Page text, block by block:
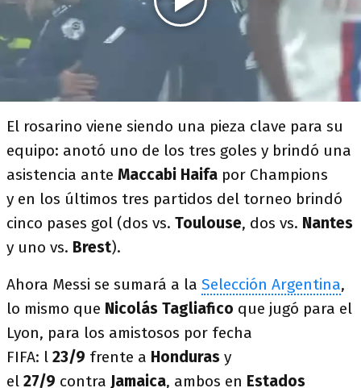
El rosarino viene siendo una pieza clave para su
equipo: anotó uno de los tres goles y brindó una
asistencia ante Maccabi Haifa por Champions
y en los últimos tres partidos del torneo brindó
cinco pases gol (dos vs. Toulouse, dos vs. Nantes
y uno vs. Brest).
Ahora Messi se sumará a la Selección Argentina,
lo mismo que Nicolás Tagliafico que jugó para el
Lyon, para los amistosos por fecha
FIFA: l 23/9 frente a Honduras y
el 27/9 contra Jamaica, ambos en Estados